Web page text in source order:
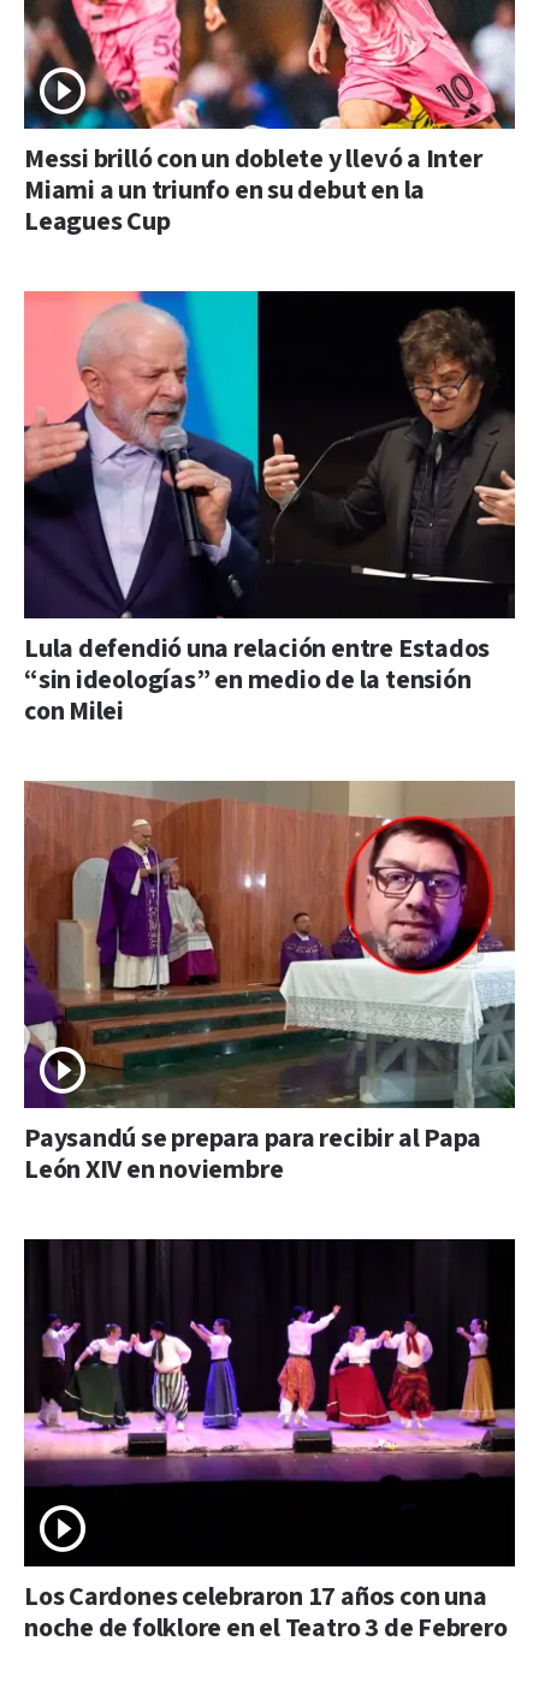
Messi brilló con un doblete y llevó a Inter
Miami a un triunfo en su debut en la
Leagues Cup
Lula defendió una relación entre Estados
“sin ideologías” en medio de la tensión
con Milei
Paysandú se prepara para recibir al Papa
León XIV en noviembre
Los Cardones celebraron 17 años con una
noche de folklore en el Teatro 3 de Febrero